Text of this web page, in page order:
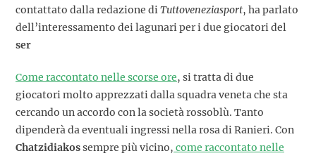
contattato dalla redazione diTuttoveneziasport, ha parlato
dell’interessamento dei lagunari per i due giocatori del
ser
Come raccontato nelle scorse ore, si tratta di due
giocatori molto apprezzati dalla squadra veneta che sta
cercando un accordo con la società rossoblù. Tanto
dipenderà da eventuali ingressi nella rosa di Ranieri. Con
Chatzidiakossempre più vicino, come raccontato nelle